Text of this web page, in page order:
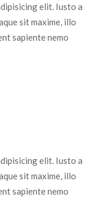
elit. Iusto a
sit maxime, illo
sapiente nemo
elit. Iusto a
sit maxime, illo
sapiente nemo